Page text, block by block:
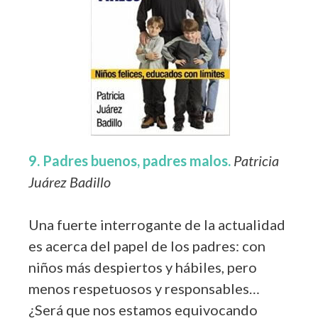
9. Padres buenos, padres malos. Patricia
Juárez Badillo
Una fuerte interrogante de la actualidad
es acerca del papel de los padres: con
niños más despiertos y hábiles, pero
menos respetuosos y responsables…
¿Será que nos estamos equivocando